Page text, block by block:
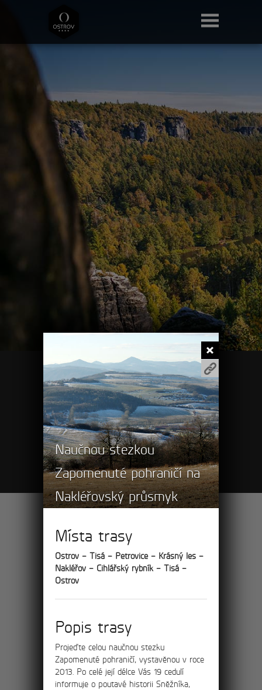
Pěší výlety
Turistické cíle
Cyklovýlety
Výlet skalními městy
Tisá, Ostrov a Rájec
věží jménem Himmelreich (v překladu
Nebeský ráj) až k hlavnímu vstupu k
Tiským stěnám.
Naučnou stezkou
Zapomenuté pohraničí na
Nakléřovský průsmyk
Místa trasy
Ostrov – Tisá – Petrovice – Krásný les –
Nakléřov – Cihlářský rybník – Tisá –
Ostrov
Popis trasy
Projeďte celou naučnou stezku
Zapomenuté pohraničí, vystavěnou v roce
2013. Po celé její délce Vás 19 cedulí
informuje o poutavé historii Sněžníka,